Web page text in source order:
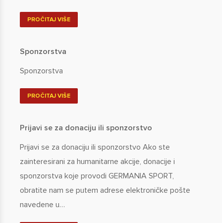
PROČITAJ VIŠE
Sponzorstva
Sponzorstva
PROČITAJ VIŠE
Prijavi se za donaciju ili sponzorstvo
Prijavi se za donaciju ili sponzorstvo Ako ste
zainteresirani za humanitarne akcije, donacije i
sponzorstva koje provodi GERMANIA SPORT,
obratite nam se putem adrese elektroničke pošte
navedene u…